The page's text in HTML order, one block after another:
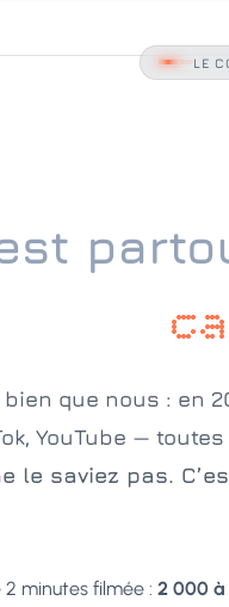
LE
que nous : en
YouTube —
le saviez pas.
minutes filmée : 2 000 à